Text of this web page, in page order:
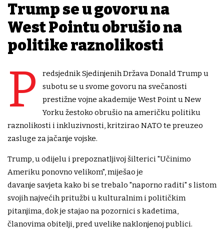
Trump se u govoru na
West Pointu obrušio na
politike raznolikosti
P
redsjednik Sjedinjenih Država Donald Trump u
subotu se u svome govoru na svečanosti
prestižne vojne akademije West Point u New
Yorku žestoko obrušio na američku politiku
raznolikosti i inkluzivnosti, kritzirao NATO te preuzeo
zasluge za jačanje vojske.
Trump, u odijelu i prepoznatljivoj šilterici "Učinimo
Ameriku ponovno velikom", miješao je
davanje savjeta kako bi se trebalo "naporno raditi" s listom
svojih najvećih pritužbi u kulturalnim i političkim
pitanjima, dok je stajao na pozornici s kadetima,
članovima obitelji, pred uvelike naklonjenoj publici.